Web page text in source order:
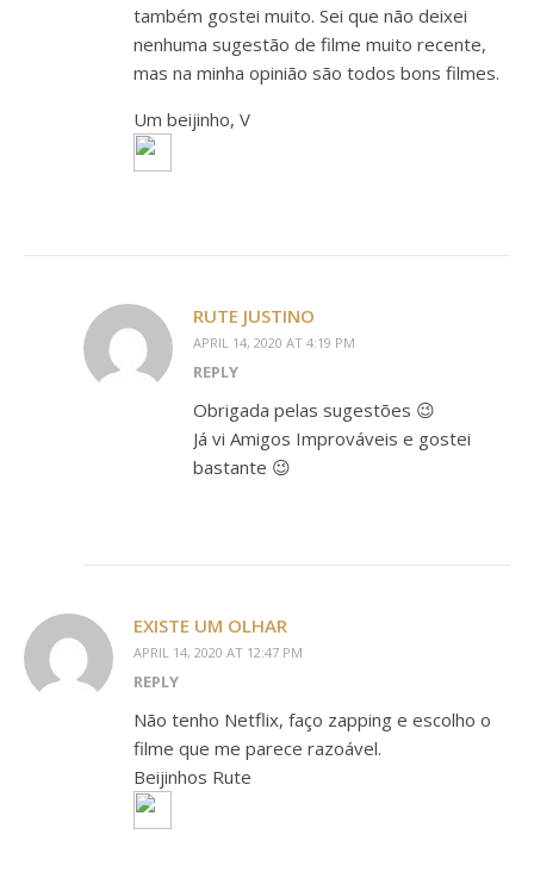
também gostei muito. Sei que não deixei
nenhuma sugestão de filme muito recente,
mas na minha opinião são todos bons filmes.
Um beijinho, V
RUTE JUSTINO
APRIL 14, 2020 AT 4:19 PM
REPLY
Obrigada pelas sugestões 😉
Já vi Amigos Improváveis e gostei
bastante 😉
EXISTE UM OLHAR
APRIL 14, 2020 AT 12:47 PM
REPLY
Não tenho Netflix, faço zapping e escolho o
filme que me parece razoável.
Beijinhos Rute